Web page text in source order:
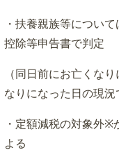
・扶養親族等につい
控除等申告書で判定
（同日前にお亡くな
なりになった日の現況
・定額減税の対象外※
よる